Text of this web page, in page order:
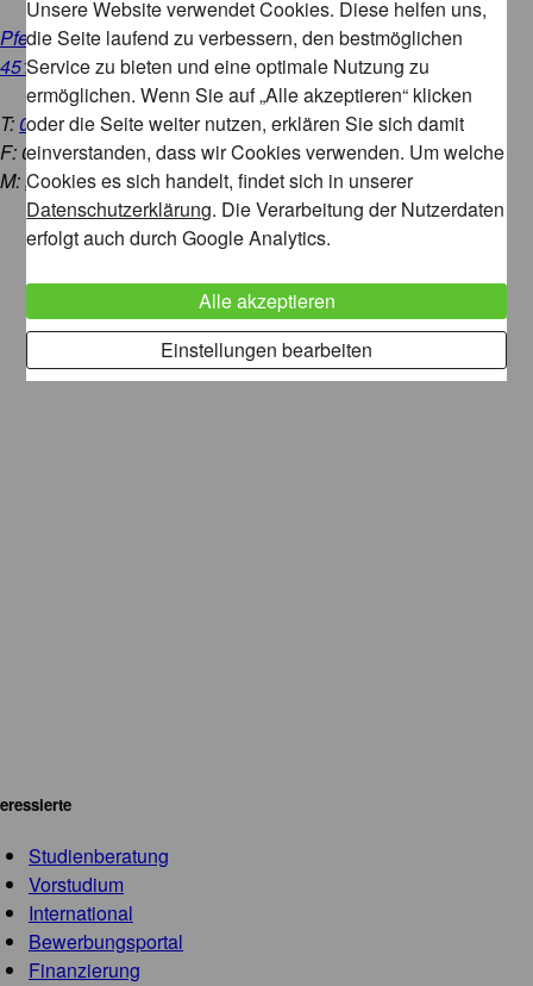
Pferdemarkt 3
45127 Essen
T: 0201 / 95 98 98 00
F: 0201 / 95 98 98 01
M:mail@hbk-essen.de
Studienberatung
Vorstudium
International
Bewerbungsportal
Finanzierung
Unsere Website verwendet Cookies. Diese helfen uns,
die Seite laufend zu verbessern, den bestmöglichen
Service zu bieten und eine optimale Nutzung zu
ermöglichen. Wenn Sie auf „Alle akzeptieren“ klicken
oder die Seite weiter nutzen, erklären Sie sich damit
einverstanden, dass wir Cookies verwenden. Um welche
Cookies es sich handelt, findet sich in unserer
Datenschutzerklärung. Die Verarbeitung der Nutzerdaten
erfolgt auch durch Google Analytics.
Einstellungen bearbeiten
Alle akzeptieren